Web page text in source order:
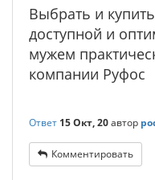
Выбрать и
доступной и
мужем
компании Руфос
Ответ 15 Окт, 20автор
Комментировать